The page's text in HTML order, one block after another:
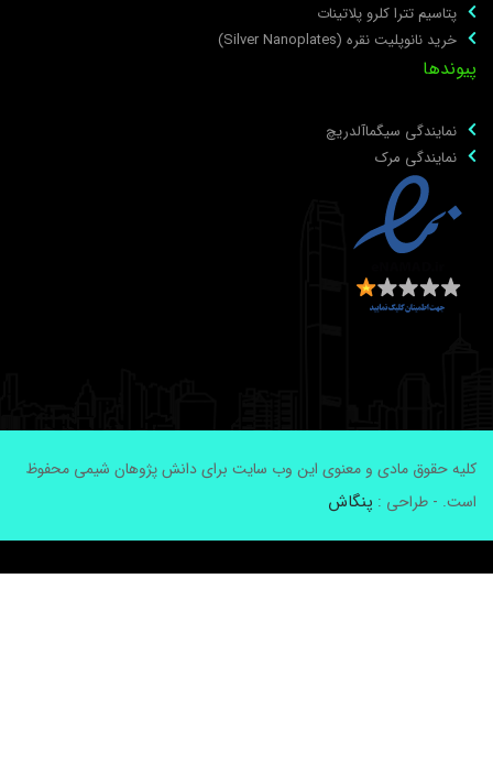
پتاسیم تترا کلرو پلاتینات
خرید نانوپلیت نقره (Silver Nanoplates)
نمایندگی سیگماآلدریچ
نمایندگی مرک
حقوق مادی و معنوی این وب سایت برای دانش پژوهان شیمی محفوظ
- طراحی :پنگاش